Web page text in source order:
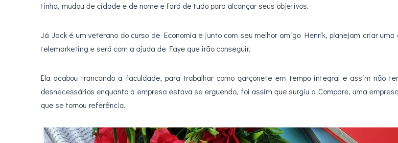
tinha, mudou de cidade e de nome e fará de tudo para alcançar seus objetivos.
Já Jack é um veterano do curso de Economia e junto com seu melhor amigo Henrik, planejam criar uma
telemarketing e será com a ajuda de Faye que irão conseguir.
Ela acabou trancando a faculdade, para trabalhar como garçonete em tempo integral e assim não
desnecessários enquanto a empresa estava se erguendo, foi assim que surgiu a Compare, uma
que se tornou referência.